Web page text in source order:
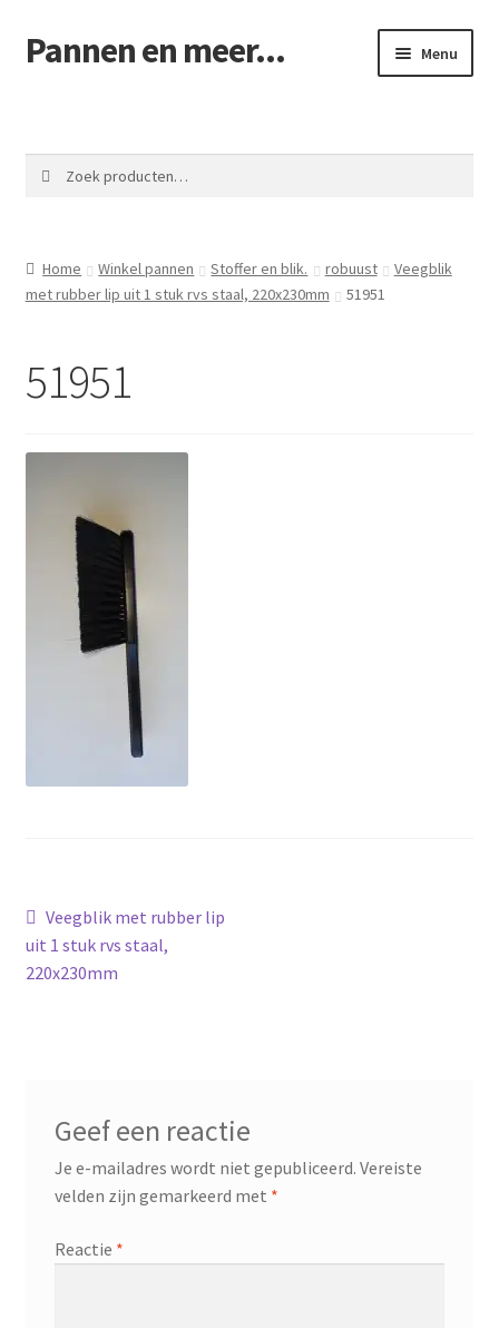
Ga
door
Ga
naar
Pannen en meer... Menu
Winkelmand
Mijn account
Home Winkel pannen Stoffer en blik. robuust
Veegblik
met rubber lip uit 1 stuk rvs staal, 220x230mm
51951
51951
Bericht
navigatie
Vorig
bericht:
Veegblik met rubber lip
uit 1 stuk rvs staal,
220x230mm
Geef een reactie
Je e-mailadres wordt niet gepubliceerd. Vereiste
velden zijn gemarkeerd met *
Reactie *